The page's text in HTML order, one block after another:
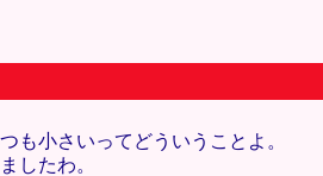
も小さいってどういうことよ。
したわ。